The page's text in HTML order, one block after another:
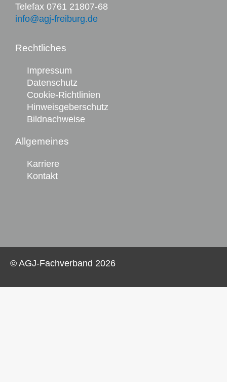
Telefax 0761 21807-68
info@agj-freiburg.de
Rechtliches
Impressum
Datenschutz
Cookie-Richtlinien
Hinweisgeberschutz
Bildnachweise
Allgemeines
Karriere
Kontakt
© AGJ-Fachverband 2026